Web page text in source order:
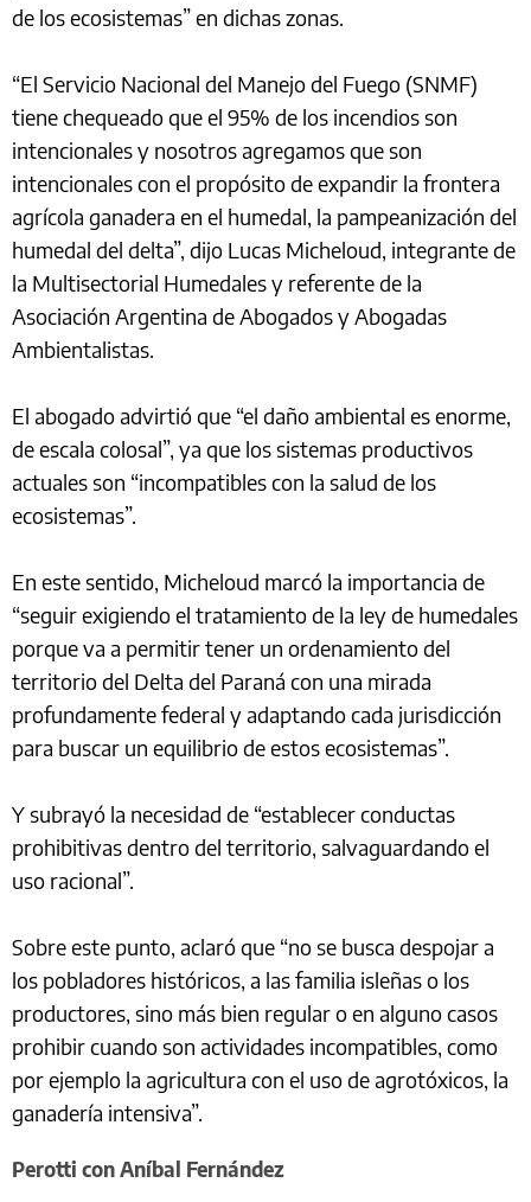
de los ecosistemas” en dichas zonas.
“El Servicio Nacional del Manejo del Fuego (SNMF)
tiene chequeado que el 95% de los incendios son
intencionales y nosotros agregamos que son
intencionales con el propósito de expandir la frontera
agrícola ganadera en el humedal, la pampeanización del
humedal del delta”, dijo Lucas Micheloud, integrante de
la Multisectorial Humedales y referente de la
Asociación Argentina de Abogados y Abogadas
Ambientalistas.
El abogado advirtió que “el daño ambiental es enorme,
de escala colosal”, ya que los sistemas productivos
actuales son “incompatibles con la salud de los
ecosistemas”.
En este sentido, Micheloud marcó la importancia de
“seguir exigiendo el tratamiento de la ley de humedales
porque va a permitir tener un ordenamiento del
territorio del Delta del Paraná con una mirada
profundamente federal y adaptando cada jurisdicción
para buscar un equilibrio de estos ecosistemas”.
Y subrayó la necesidad de “establecer conductas
prohibitivas dentro del territorio, salvaguardando el
uso racional”.
Sobre este punto, aclaró que “no se busca despojar a
los pobladores históricos, a las familia isleñas o los
productores, sino más bien regular o en alguno casos
prohibir cuando son actividades incompatibles, como
por ejemplo la agricultura con el uso de agrotóxicos, la
ganadería intensiva”.
Perotti con Aníbal Fernández